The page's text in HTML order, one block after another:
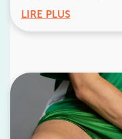
LIRE PLUSPrenez RDV
Prenez RDV
IK BOULOGNE
3 Av. André
Billancourt